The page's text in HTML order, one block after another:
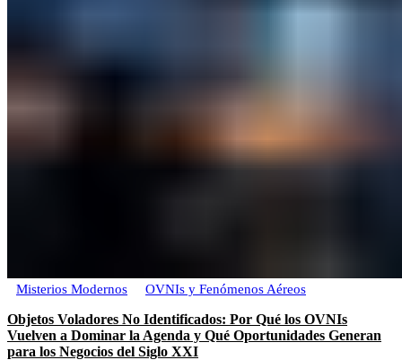
Misterios Modernos OVNIs y Fenómenos Aéreos
Objetos Voladores No Identificados: Por Qué los OVNIs
Vuelven a Dominar la Agenda y Qué Oportunidades Generan
para los Negocios del Siglo XXI